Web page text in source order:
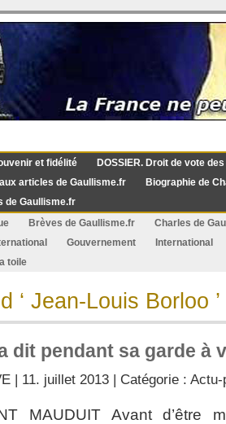
et fidélité
DOSSIER. Droit de vote
articles de Gaullisme.fr
Biographie de
de Gaullisme.fr
Brèves de Gaullisme.fr
Charles de
Gouvernement
International
toile
‘ Jean-Louis Borloo ’
dit pendant sa garde à
| 11. juillet 2013 | Catégorie : Actu-
MAUDUIT Avant d’être